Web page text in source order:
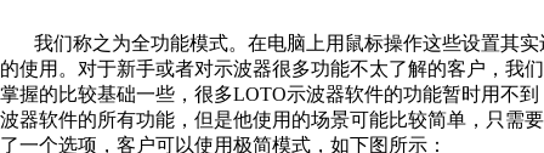
我们称之为全功能模式。在电脑上用鼠标操作这些设置其
的使用。对于新手或者对示波器很多功能不太了解的客户，我
掌握的比较基础一些，很多LOTO示波器软件的功能暂时用不
波器软件的所有功能，但是他使用的场景可能比较简单，只需
了一个选项，客户可以使用极简模式，如下图所示：